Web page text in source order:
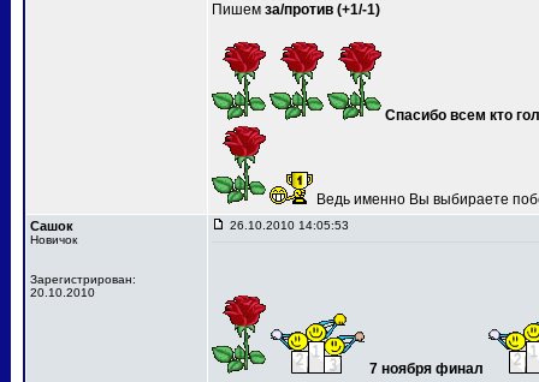
Пишем за/против (+1/-1)
Спасибо всем кто
Ведь именно Вы выбираете
Сашок
Новичок
Зарегистрирован:
20.10.2010
26.10.2010 14:05:53
7 ноября финал